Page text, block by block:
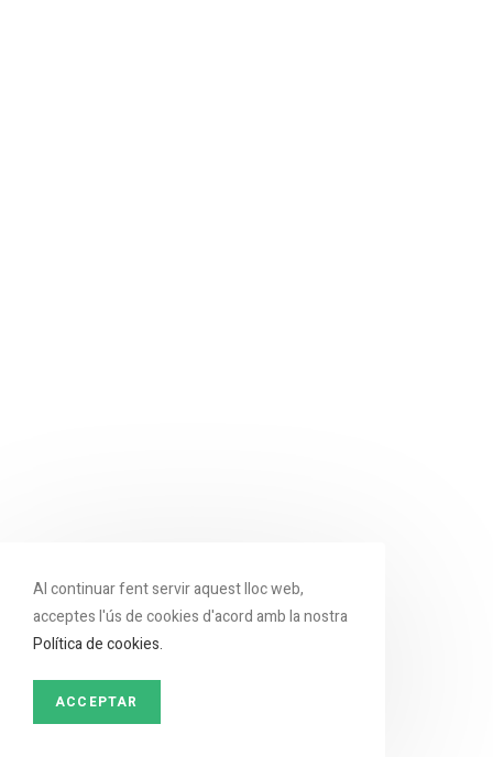
Al continuar fent servir aquest lloc web,
acceptes l'ús de cookies d'acord amb la nostra
Política de cookies.
ACCEPTAR